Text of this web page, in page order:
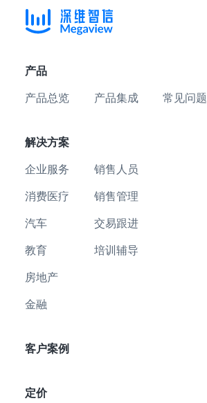
产品
产品总览 产品集成 常见问题
解决方案
企业服务
消费医疗
汽车
教育
房地产
金融
销售人员
销售管理
交易跟进
培训辅导
客户案例
定价